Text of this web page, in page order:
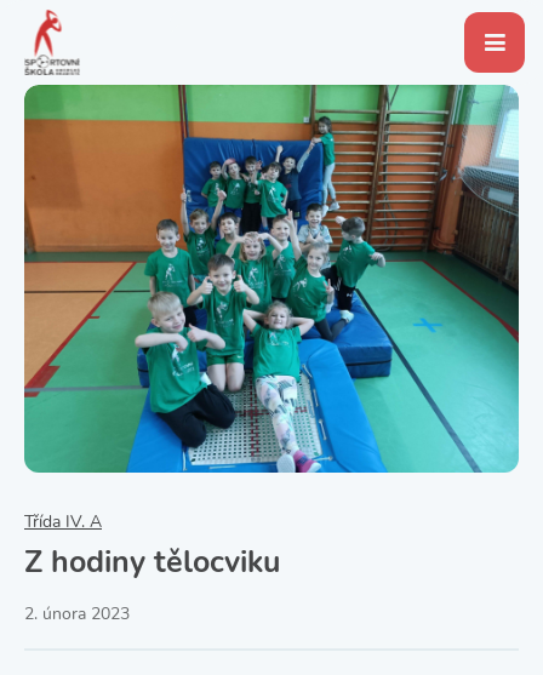
Třída IV. A
Z hodiny tělocviku
2. února 2023